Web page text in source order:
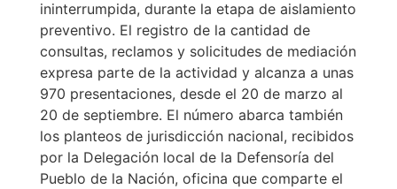
ininterrumpida, durante la etapa de aislamiento
preventivo. El registro de la cantidad de
consultas, reclamos y solicitudes de mediación
expresa parte de la actividad y alcanza a unas
970 presentaciones, desde el 20 de marzo al
20 de septiembre. El número abarca también
los planteos de jurisdicción nacional, recibidos
por la Delegación local de la Defensoría del
Pueblo de la Nación, oficina que comparte el